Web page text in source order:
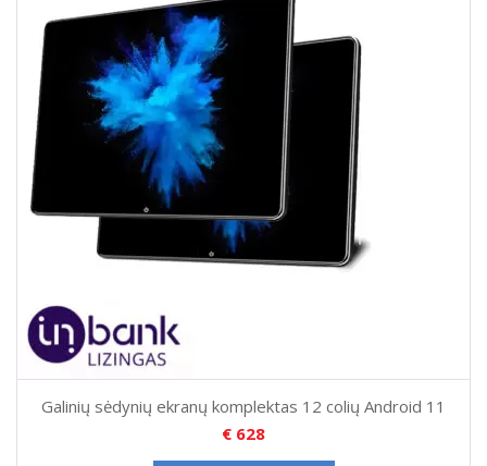
Galinių sėdynių ekranų komplektas 12 colių Android 11
€ 628